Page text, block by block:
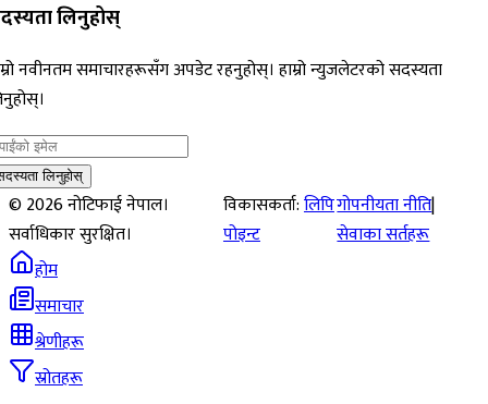
लिनुहोस्
नवीनतम समाचारहरूसँग अपडेट रहनुहोस्। हाम्रो न्युजलेटरको सदस्यता
लिनुहोस्
©2026नोटिफाई नेपाल।
सर्वाधिकार सुरक्षित।
विकासकर्ता:लिपि
पोइन्ट
गोपनीयता नीति|
सेवाका सर्तहरू
होम
समाचार
श्रेणीहरू
स्रोतहरू